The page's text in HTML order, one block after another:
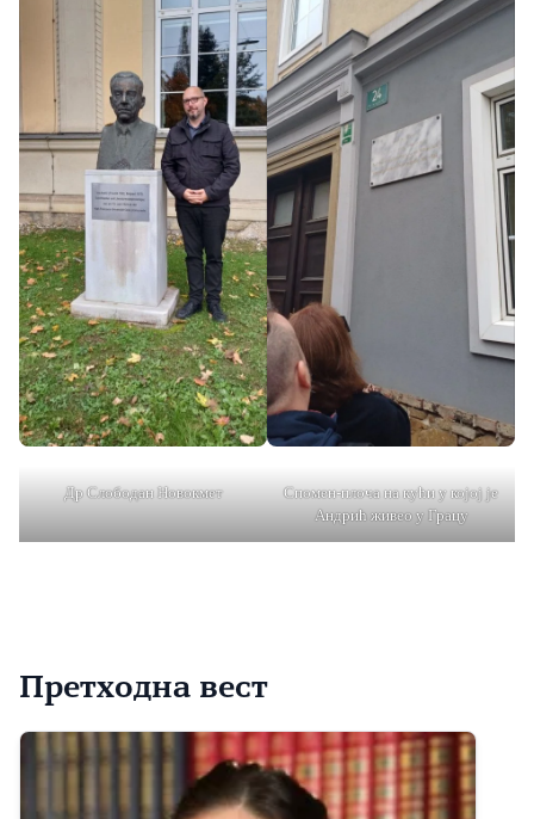
Др Слободан Новокмет
Спомен-плоча на кући у којој је
Андрић живео у Грацу
Претходна вест